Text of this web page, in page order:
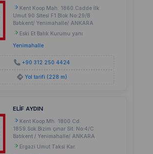
Kent Koop Mah. 1860.Cadde İlk
Umut 90 Sitesi F1 Blok No:29/B
Batıkent/ Yenimahalle/ ANKARA
Eski Et Balık Kurumu yanı
Yenimahalle
+90 312 250 4424
Yol tarifi (228 m)
ELİF AYDIN
Kent Koop.Mh. 1800 Cd.
1859.Sok.Bizim çınar Sit. No:4/C
Batıkent / Yenimahalle/ ANKARA
Ergazi Umut Taksi Kar.